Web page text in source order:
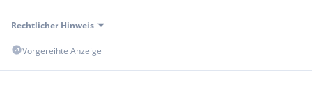
Rechtlicher Hinweis
Vorgereihte Anzeige